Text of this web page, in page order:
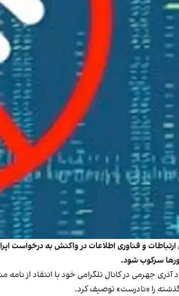
ارتباطات و فناوری اطلاعات در واکنش به درخواست
سرکوب شود.
جهرمی در کانال تلگرامی خود با انتقاد از
را «نادرست» توصیف کرد.